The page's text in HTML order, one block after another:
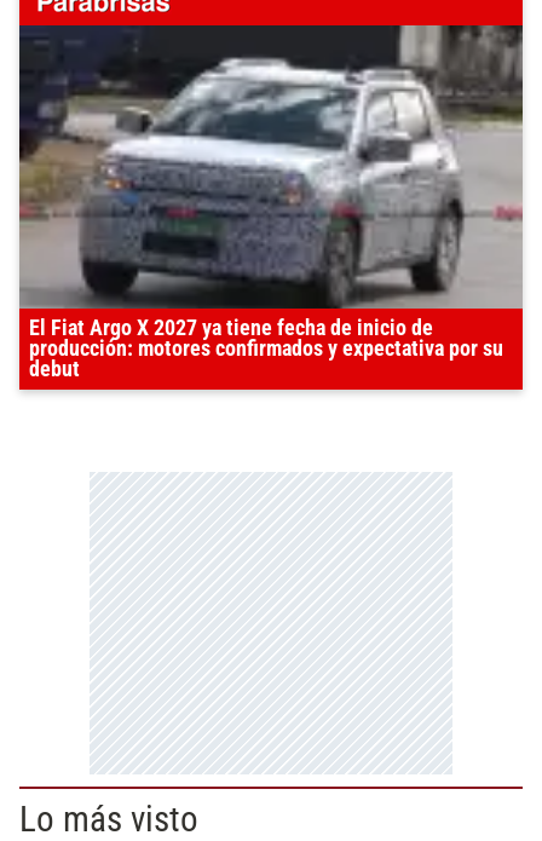
El Fiat Argo X 2027 ya tiene fecha de inicio de
producción: motores confirmados y expectativa por su
debut
Lo más visto